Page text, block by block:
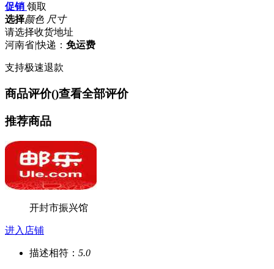
促销 领取
选择颜色 尺寸
请选择收货地址
河南省|快递： 免运费
支持极速退款
商品评价()查看全部评价
推荐商品
开封市振兴馆
进入店铺
描述相符： 5.0